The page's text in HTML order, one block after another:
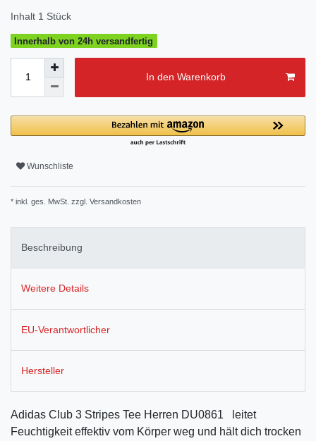
Inhalt 1 Stück
Innerhalb von 24h versandfertig
In den Warenkorb
Wunschliste
* inkl. ges. MwSt. zzgl. Versandkosten
Beschreibung
Weitere Details
EU-Verantwortlicher
Hersteller
Adidas Club 3 Stripes Tee Herren DU0861 leitet
Feuchtigkeit effektiv vom Körper weg und hält dich trocken